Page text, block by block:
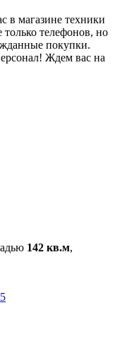
в магазине техники
телефонов, но
покупки.
Ждем вас на
142 кв.м,